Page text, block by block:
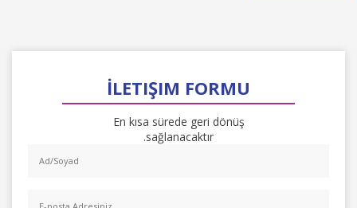
İLETIŞIM FORMU
En kısa sürede geri dönüş
sağlanacaktır.